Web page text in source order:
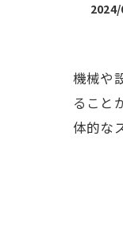
機械や
ること
体的な